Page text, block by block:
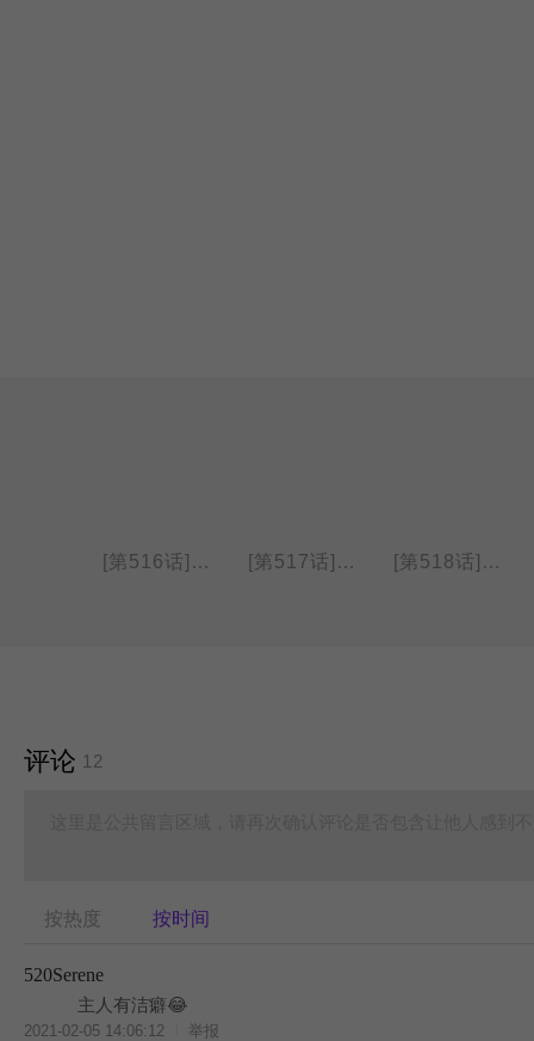
[第516话] 真空收纳袋 [第517话] 耳机很紧＆打气 [第518话] 掉包&再过去一点
评论 12
按热度 按时间
520Serene
主人有洁癖😂
2021-02-05 14:06:12
举报